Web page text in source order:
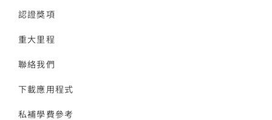
認證獎項
重大里程
聯絡我們
下載應用程式
私補學費參考